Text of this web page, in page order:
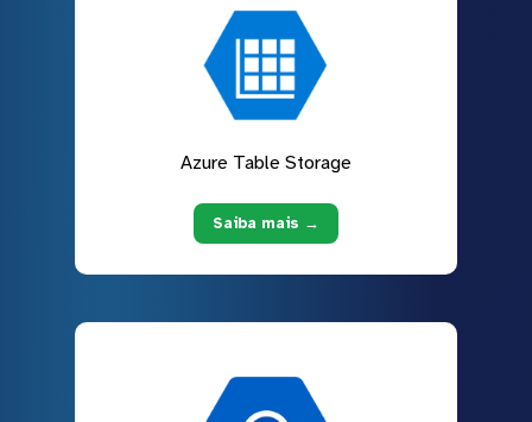
Azure Table Storage
Saiba mais →